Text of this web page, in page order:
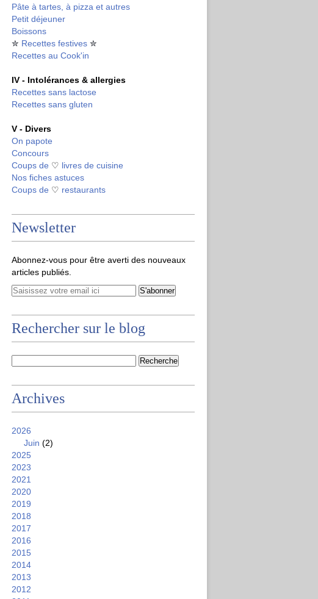
Pâte à tartes, à pizza et autres
Petit déjeuner
Boissons
✮ Recettes festives ✮
Recettes au Cook'in
IV - Intolérances & allergies
Recettes sans lactose
Recettes sans gluten
V - Divers
On papote
Concours
Coups de ♡ livres de cuisine
Nos fiches astuces
Coups de ♡ restaurants
Newsletter
Abonnez-vous pour être averti des nouveaux
articles publiés.
Rechercher sur le blog
Archives
2026
Juin (2)
2025
2023
2021
2020
2019
2018
2017
2016
2015
2014
2013
2012